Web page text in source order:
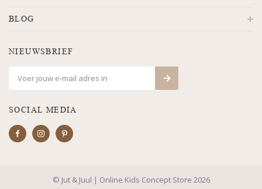
BLOG
NIEUWSBRIEF
SOCIAL MEDIA
© Jut & Juul | Online Kids Concept Store 2026